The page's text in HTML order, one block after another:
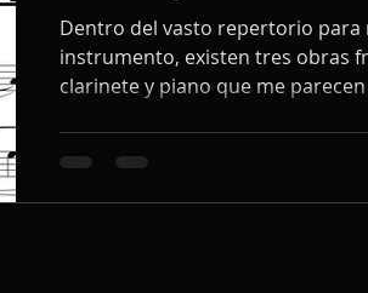
Dentro del vasto repertorio para
instrumento, existen tres obras
clarinete y piano que me
intermedio, abordar
icónicas es una excelente